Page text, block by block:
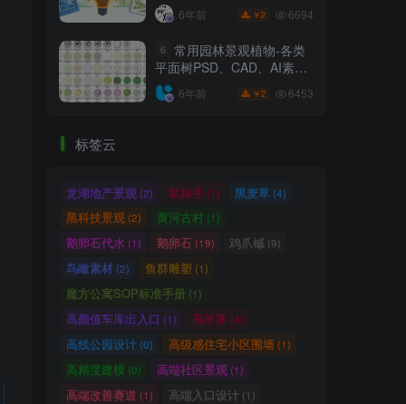
6年前 ￥2 6694
6 常用园林景观植物-各类
平面树PSD、CAD、AI素材
线稿
6年前 ￥2 6453
标签云
龙湖地产景观 (2) 鼠标手(1) 黑麦草(4)
黑科技景观 (2) 黄河古村(1)
鹅卵石代水 (1) 鹅卵石(19) 鸡爪槭 (9)
鸟瞰素材 (2) 鱼群雕塑 (1)
魔方公寓SOP标准手册 (1)
高颜值车库出入口 (1) 高羊茅(4)
高线公园设计 (0) 高级感住宅小区围墙(1)
高精度建模 (0) 高端社区景观 (1)
高端改善赛道 (1) 高端入口设计 (1)